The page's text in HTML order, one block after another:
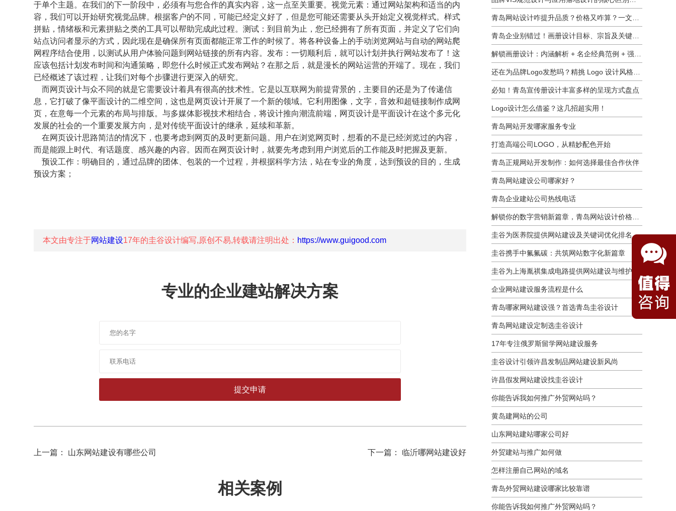
于单个主题。在我们的下一阶段中，必须有与您合作的真实内容，这一点至关重要。视觉元素：通过网站架构和适当的内
容，我们可以开始研究视觉品牌。根据客户的不同，可能已经定义好了，但是您可能还需要从头开始定义视觉样式。样式
拼贴，情绪板和元素拼贴之类的工具可以帮助完成此过程。测试：到目前为止，您已经拥有了所有页面，并定义了它们向
站点访问者显示的方式，因此现在是确保所有页面都能正常工作的时候了。将各种设备上的手动浏览网站与自动的网站爬
网程序结合使用，以测试从用户体验问题到网站链接的所有内容。发布：一切顺利后，就可以计划并执行网站发布了！这
应该包括计划发布时间和沟通策略，即您什么时候正式发布网站？在那之后，就是漫长的网站运营的开端了。现在，我们
已经概述了该过程，让我们对每个步骤进行更深入的研究。
而网页设计与众不同的就是它需要设计着具有很高的技术性。它是以互联网为前提背景的，主要目的还是为了传递信
息，它打破了像平面设计的二维空间，这也是网页设计开展了一个新的领域。它利用图像，文字，音效和超链接制作成网
页，在意每一个元素的布局与排版。与多媒体影视技术相结合，将设计推向潮流前端，网页设计是平面设计在这个多元化
发展的社会的一个重要发展方向，是对传统平面设计的继承，延续和革新。
在网页设计思路简洁的情况下，也要考虑到网页的及时更新问题。用户在浏览网页时，想看的不是已经浏览过的内容，
而是能跟上时代、有话题度、感兴趣的内容。因而在网页设计时，就要先考虑到用户浏览后的工作能及时把握及更新。
预设工作：明确目的，通过品牌的团体、包装的一个过程，并根据科学方法，站在专业的角度，达到预设的目的，生成
预设方案；
本文由专注于网站建设17年的圭谷设计编写,原创不易,转载请注明出处： https://www.guigood.com
专业的企业建站解决方案
上一篇： 山东网站建设有哪些公司 下一篇： 临沂哪网站建设好
相关案例
青岛企业别错过！画册设计目标、宗旨及关键要点全揭秘
还在为品牌Logo发愁吗？精挑 Logo 设计风格这一步，轻松铸就独属于你的品牌魅力
必知！青岛宣传册设计丰富多样的呈现方式盘点
Logo设计怎么借鉴？这几招超实用！
青岛网站开发哪家服务专业
打造高端公司LOGO，从精妙配色开始
青岛正规网站开发制作：如何选择最佳合作伙伴
青岛网站建设公司哪家好？
青岛企业建站公司热线电话
解锁你的数字营销新篇章，青岛网站设计价格几何？
圭谷为医养院提供网站建设及关键词优化排名服务：青岛圣德嘉朗颐养中心案例
圭谷携手中氟氟碳：共筑网站数字化新篇章
企业网站建设服务流程是什么
青岛哪家网站建设强？首选青岛圭谷设计
青岛网站建设定制选圭谷设计
17年专注俄罗斯留学网站建设服务
圭谷设计引领许昌发制品网站建设新风尚
许昌假发网站建设找圭谷设计
你能告诉我如何推广外贸网站吗？
黄岛建网站的公司
山东网站建站哪家公司好
外贸建站与推广如何做
怎样注册自己网站的域名
青岛外贸网站建设哪家比较靠谱
你能告诉我如何推广外贸网站吗？